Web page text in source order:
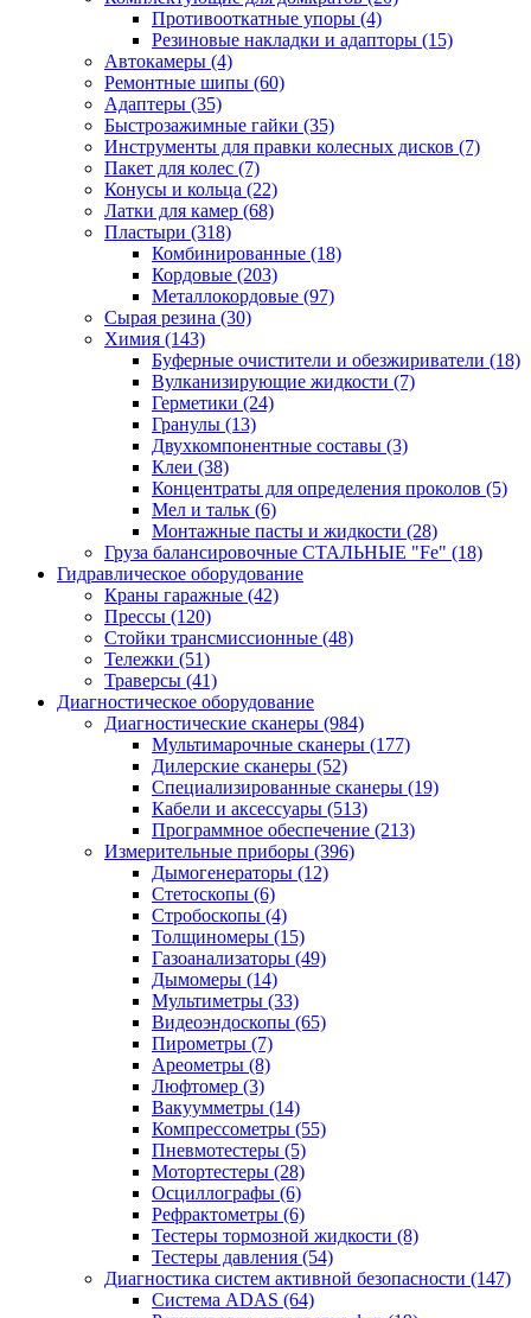
Противооткатные упоры (4)
Резиновые накладки и адапторы (15)
Автокамеры (4)
Ремонтные шипы (60)
Адаптеры (35)
Быстрозажимные гайки (35)
Инструменты для правки колесных дисков (7)
Пакет для колес (7)
Конусы и кольца (22)
Латки для камер (68)
Пластыри (318)
Комбинированные (18)
Кордовые (203)
Металлокордовые (97)
Сырая резина (30)
Химия (143)
Буферные очистители и обезжириватели (18)
Вулканизирующие жидкости (7)
Герметики (24)
Гранулы (13)
Двухкомпонентные составы (3)
Клеи (38)
Концентраты для определения проколов (5)
Мел и тальк (6)
Монтажные пасты и жидкости (28)
Груза балансировочные СТАЛЬНЫЕ "Fe" (18)
Гидравлическое оборудование
Краны гаражные (42)
Прессы (120)
Стойки трансмиссионные (48)
Тележки (51)
Траверсы (41)
Диагностическое оборудование
Диагностические сканеры (984)
Мультимарочные сканеры (177)
Дилерские сканеры (52)
Специализированные сканеры (19)
Кабели и аксессуары (513)
Программное обеспечение (213)
Измерительные приборы (396)
Дымогенераторы (12)
Стетоскопы (6)
Стробоскопы (4)
Толщиномеры (15)
Газоанализаторы (49)
Дымомеры (14)
Мультиметры (33)
Видеоэндоскопы (65)
Пирометры (7)
Ареометры (8)
Люфтомер (3)
Вакуумметры (14)
Компрессометры (55)
Пневмотестеры (5)
Мотортестеры (28)
Осциллографы (6)
Рефрактометры (6)
Тестеры тормозной жидкости (8)
Тестеры давления (54)
Диагностика систем активной безопасности (147)
Система ADAS (64)